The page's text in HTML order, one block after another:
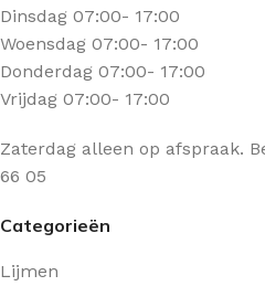
Dinsdag 07:00- 17:00
Woensdag 07:00- 17:00
Donderdag 07:00- 17:00
Vrijdag 07:00- 17:00
Zaterdag alleen op afspraak.
66 05
Categorieën
Lijmen